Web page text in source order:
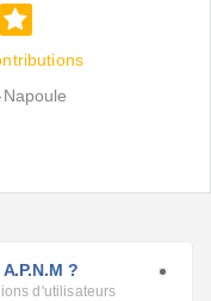
?
d'utilisateurs